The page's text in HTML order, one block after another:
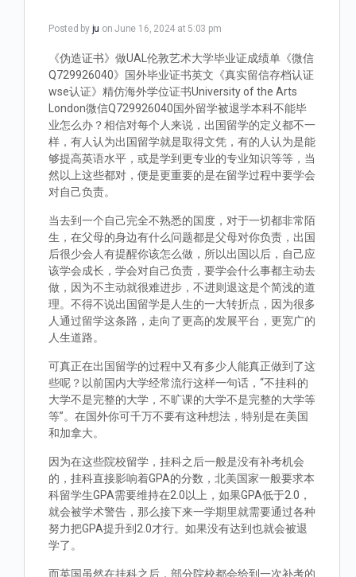
Posted by ju on June 16, 2024 at 5:03 pm
《伪造证书》做UAL伦敦艺术大学毕业证成绩单《微信
Q729926040》国外毕业证书英文《真实留信存档认证
wse认证》精仿海外学位证书University of the Arts
London微信Q729926040国外留学被退学本科不能毕
业怎么办？相信对每个人来说，出国留学的定义都不一
样，有人认为出国留学就是取得文凭，有的人认为是能
够提高英语水平，或是学到更专业的专业知识等等，当
然以上这些都对，便是更重要的是在留学过程中要学会
对自己负责。
当去到一个自己完全不熟悉的国度，对于一切都非常陌
生，在父母的身边有什么问题都是父母对你负责，出国
后很少会人有提醒你该怎么做，所以出国以后，自己应
该学会成长，学会对自己负责，要学会什么事都主动去
做，因为不主动就很难进步，不进则退这是个简浅的道
理。不得不说出国留学是人生的一大转折点，因为很多
人通过留学这条路，走向了更高的发展平台，更宽广的
人生道路。
可真正在出国留学的过程中又有多少人能真正做到了这
些呢？以前国内大学经常流行这样一句话，“不挂科的
大学不是完整的大学，不旷课的大学不是完整的大学等
等”。在国外你可千万不要有这种想法，特别是在美国
和加拿大。
因为在这些院校留学，挂科之后一般是没有补考机会
的，挂科直接影响着GPA的分数，北美国家一般要求本
科留学生GPA需要维持在2.0以上，如果GPA低于2.0，
就会被学术警告，那么接下来一学期里就需要通过各种
努力把GPA提升到2.0才行。如果没有达到也就会被退
学了。
而英国虽然在挂科之后，部分院校都会给到一次补考的